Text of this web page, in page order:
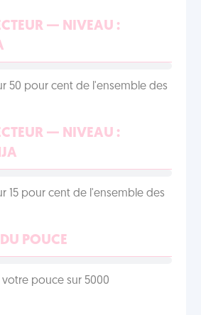
— NIVEAU :
50 pour cent de l'ensemble des
— NIVEAU :
15 pour cent de l'ensemble des
POUCE
pouce sur 5000